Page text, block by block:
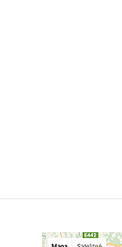
šumivý